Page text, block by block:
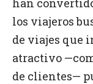
han
los viajeros
de viajes que
atractivo
de clientes—